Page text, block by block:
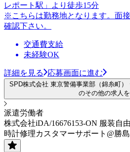
レポート駅」より徒歩15分
※こちらは勤務地となります。面
確認下さい。
交通費支給
未経験OK
詳細を見る 応募画面に進む
SPD株式会社 東京警備事業部（錦糸町）
のその他の求人
派遣労働者
株式会社iDA/16676153-ON 服装自
時計修理カスタマーサポート@勝島